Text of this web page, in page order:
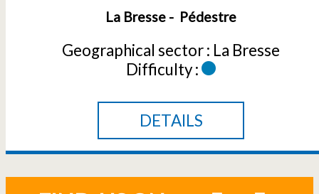
La Bresse Pédestre
Geographical sector : La Bresse
Difficulty :
DETAILS